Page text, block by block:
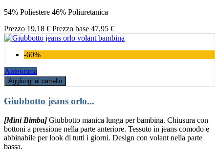
54% Poliestere 46% Poliuretanica
Prezzo 19,18 € Prezzo base 47,95 €
-60%
Anteprima
Aggiungi al carrello
Giubbotto jeans orlo...
[Mini Bimba] Giubbotto manica lunga per bambina. Chiusura con
bottoni a pressione nella parte anteriore. Tessuto in jeans comodo e
abbinabile per look di tutti i giorni. Design con volant nella parte
bassa.